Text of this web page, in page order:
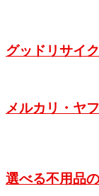
グッドリサイ
メルカリ・ヤ
選べる不用品